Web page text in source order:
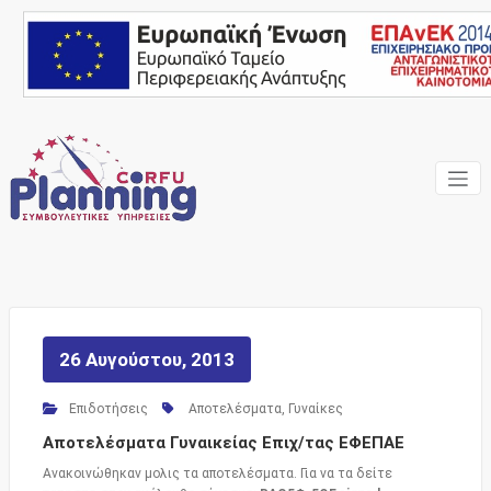
content
Ένας Σύμβουλος, δίπλα
26 Αυγούστου, 2013
Επιδοτήσεις Αποτελέσματα Γυναίκες
Αποτελέσματα Γυναικείας Επιχ/τας ΕΦΕΠΑΕ
Ανακοινώθηκαν μολις τα αποτελέσματα. Για να τα δείτε